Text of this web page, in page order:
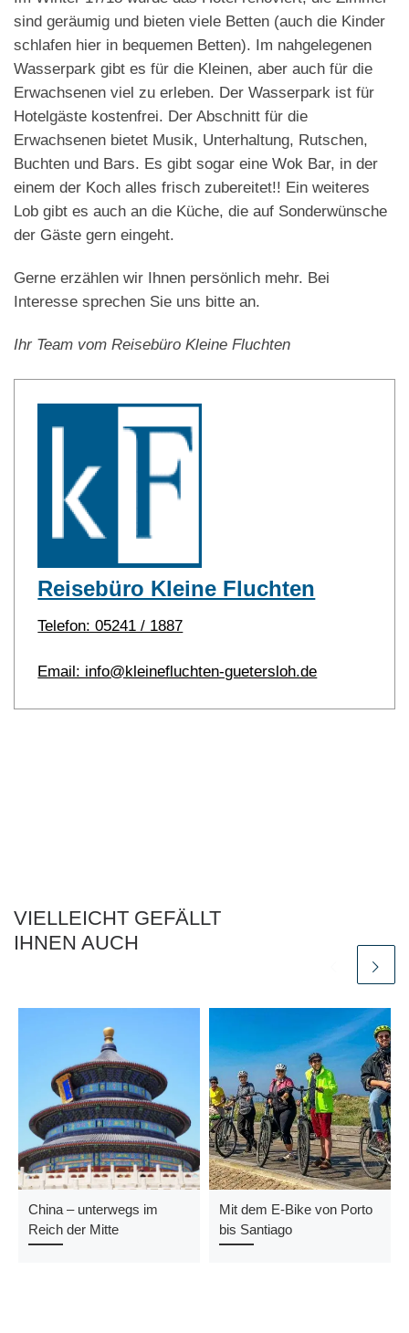
sind geräumig und bieten viele Betten (auch die Kinder
schlafen hier in bequemen Betten). Im nahgelegenen
Wasserpark gibt es für die Kleinen, aber auch für die
Erwachsenen viel zu erleben. Der Wasserpark ist für
Hotelgäste kostenfrei. Der Abschnitt für die
Erwachsenen bietet Musik, Unterhaltung, Rutschen,
Buchten und Bars. Es gibt sogar eine Wok Bar, in der
einem der Koch alles frisch zubereitet!! Ein weiteres
Lob gibt es auch an die Küche, die auf Sonderwünsche
der Gäste gern eingeht.
Gerne erzählen wir Ihnen persönlich mehr. Bei
Interesse sprechen Sie uns bitte an.
Ihr Team vom Reisebüro Kleine Fluchten
Reisebüro Kleine Fluchten
Telefon: 05241 / 1887
Email: info@kleinefluchten-guetersloh.de
VIELLEICHT GEFÄLLT
IHNEN AUCH
China – unterwegs im
Reich der Mitte
Mit dem E-Bike von Porto
bis Santiago